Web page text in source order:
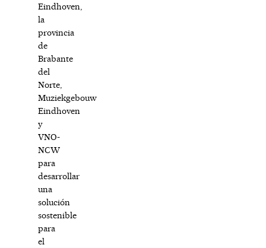
Eindhoven,
la
provincia
de
Brabante
del
Norte,
Muziekgebouw
Eindhoven
y
VNO-
NCW
para
desarrollar
una
solución
sostenible
para
el